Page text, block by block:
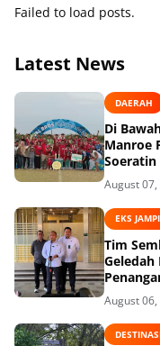
Failed to load posts.
Latest News
DAERAH
Di
Manroe
Soeratin
August
EKS
Tim
Geledah
August